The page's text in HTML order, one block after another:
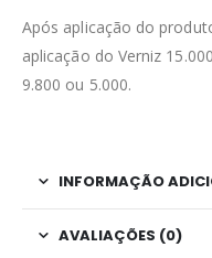
Após aplicação do
aplicação do Verniz
9.800 ou 5.000.
INFORMAÇÃO
AVALIAÇÕES (0)